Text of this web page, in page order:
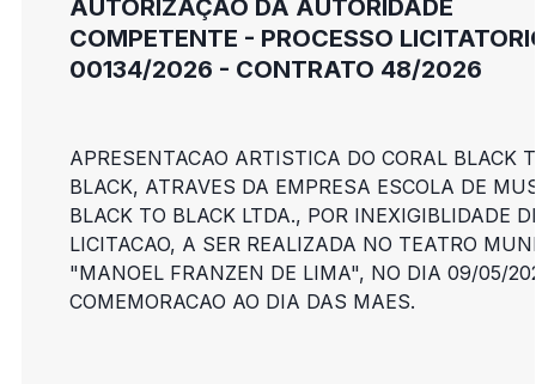
AUTORIZAÇÃO DA AUTORIDADE
COMPETENTE - PROCESSO
00134/2026 - CONTRATO 48/2026
APRESENTACAO ARTISTICA DO CORAL BLACK
BLACK, ATRAVES DA EMPRESA ESCOLA DE
BLACK TO BLACK LTDA., POR INEXIGIBLIDADE
LICITACAO, A SER REALIZADA NO TEATRO
"MANOEL FRANZEN DE LIMA", NO DIA 09/05/
COMEMORACAO AO DIA DAS MAES.